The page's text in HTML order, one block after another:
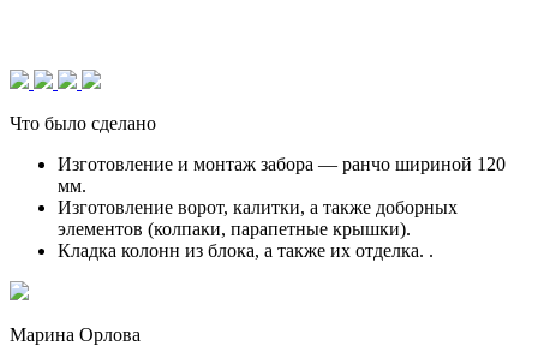
Что было сделано
Изготовление и монтаж забора — ранчо шириной 120
мм.
Изготовление ворот, калитки, а также доборных
элементов (колпаки, парапетные крышки).
Кладка колонн из блока, а также их отделка. .
Марина Орлова